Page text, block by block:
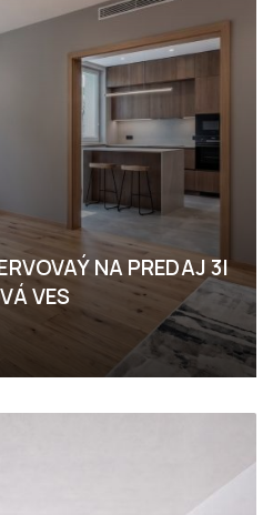
NA PREDAJ 3I
VES